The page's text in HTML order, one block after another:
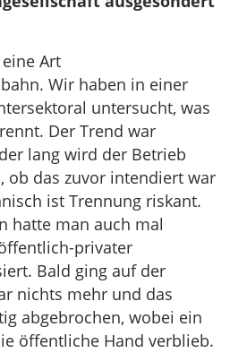
Art
Wir haben in einer
untersucht, was
Der Trend war
lang wird der Betrieb
ob das zuvor intendiert war
ist Trennung riskant.
hatte man auch mal
privater
Bald ging auf der
nichts mehr und das
abgebrochen, wobei ein
öffentliche Hand verblieb.